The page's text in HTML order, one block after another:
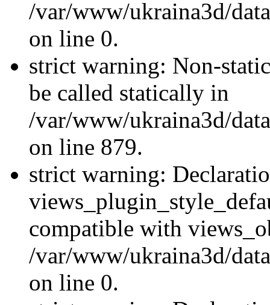
/var/www/ukraina3d/
on line 0.
strict warning: Non-
be called statically in
/var/www/ukraina3d/
on line 879.
strict warning:
compatible with
/var/www/ukraina3d/
on line 0.